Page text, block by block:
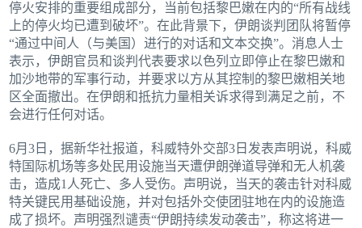
停火安排的重要组成部分，当前包括黎巴嫩在内的“所有战线
上的停火均已遭到破坏”。在此背景下，伊朗谈判团队将暂停
“通过中间人（与美国）进行的对话和文本交换”。消息人士
表示，伊朗官员和谈判代表要求以色列立即停止在黎巴嫩和
加沙地带的军事行动，并要求以方从其控制的黎巴嫩相关地
区全面撤出。在伊朗和抵抗力量相关诉求得到满足之前，不
会进行任何对话。
6月3日，据新华社报道，科威特外交部3日发表声明说，科威
特国际机场等多处民用设施当天遭伊朗弹道导弹和无人机袭
击，造成1人死亡、多人受伤。声明说，当天的袭击针对科威
特关键民用基础设施，并对包括外交使团驻地在内的设施造
成了损坏。声明强烈谴责“伊朗持续发动袭击”，称这将进一